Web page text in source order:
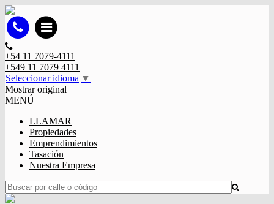
+54 11 7079-4111
+549 11 7079 4111
Seleccionar idioma ▼
Mostrar original
MENÚ
LLAMAR
Propiedades
Emprendimientos
Tasación
Nuestra Empresa